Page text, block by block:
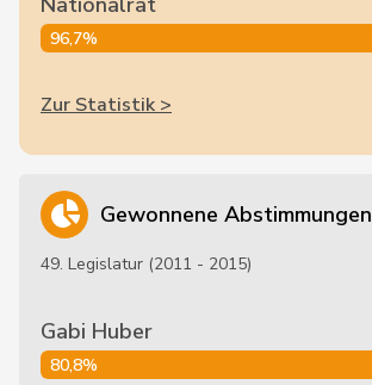
96,7%
Zur Statistik >
Gewonnene Abstimmungen
49. Legislatur (2011 - 2015)
Gabi Huber
80,8%